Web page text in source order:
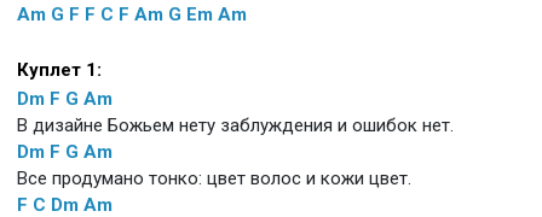
Am G F F C F Am G Em Am
Куплет 1:
Dm F G Am
В дизайне Божьем нету заблуждения и ошибок нет.
Dm F G Am
Все продумано тонко: цвет волос и кожи цвет.
F C Dm Am